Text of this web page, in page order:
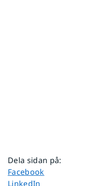
Dela sidan på:
Dela sidan på
Facebook
Dela sidan på
LinkedIn